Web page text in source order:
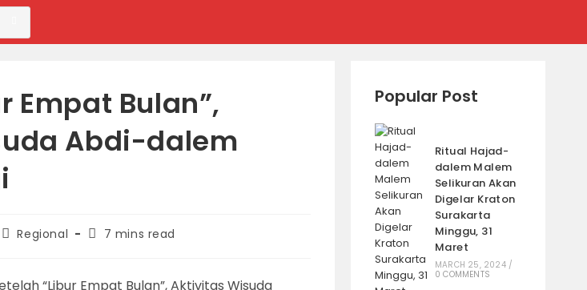
Empat Bulan”,
Abdi-dalem
PostRegional
Reading
7 mins read
Popular Post
Ritual Hajad-
dalem Malem
Selikuran Akan
Digelar Kraton
Surakarta
Minggu, 31
Maret
MARCH 25, 2024 /
0 COMMENTS